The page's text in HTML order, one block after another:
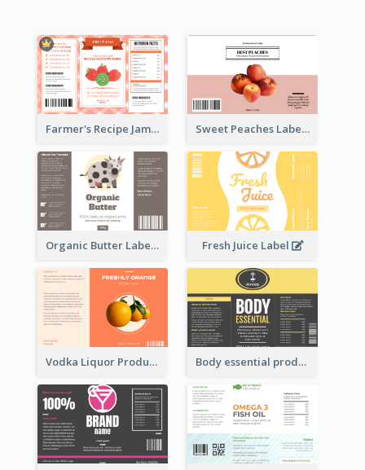
Farmer's Recipe Jam Label Sweet Peaches Label
Organic Butter Label Fresh Juice Label
Vodka Liquor Product Label Body essential product label